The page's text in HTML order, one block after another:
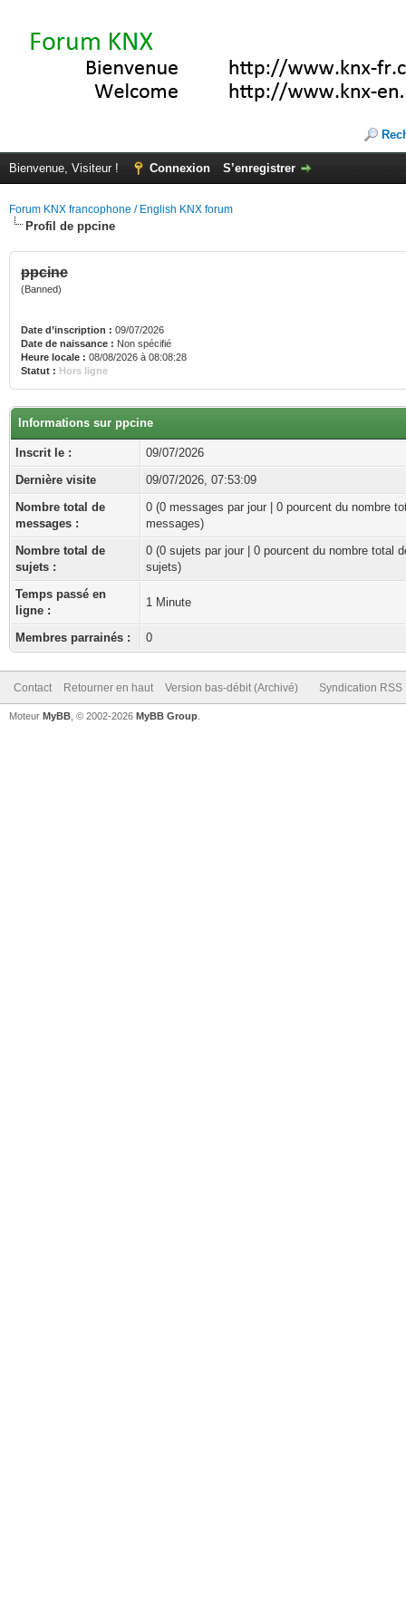
Bienvenue, Visiteur ! Connexion S’enregistrer
Forum KNX francophone / English KNX forum
Profil de ppcine
ppcine
(Banned)
Date d’inscription : 09/07/2026
Date de naissance : Non spécifié
Heure locale : 08/08/2026 à 08:08:28
Statut : Hors ligne
Informations sur ppcine
Inscrit le :
09/07/2026
Dernière visite
09/07/2026, 07:53:09
Nombre total de
messages :
0 (0 messages par jour | 0 pourcent du nombre
messages)
Nombre total de
sujets :
0 (0 sujets par jour | 0 pourcent du nombre total
sujets)
Temps passé en
ligne :
1 Minute
Membres parrainés : 0
Contact Retourner en haut Version bas-débit (Archivé) Syndication RSS
Moteur MyBB , © 2002-2026 MyBB Group